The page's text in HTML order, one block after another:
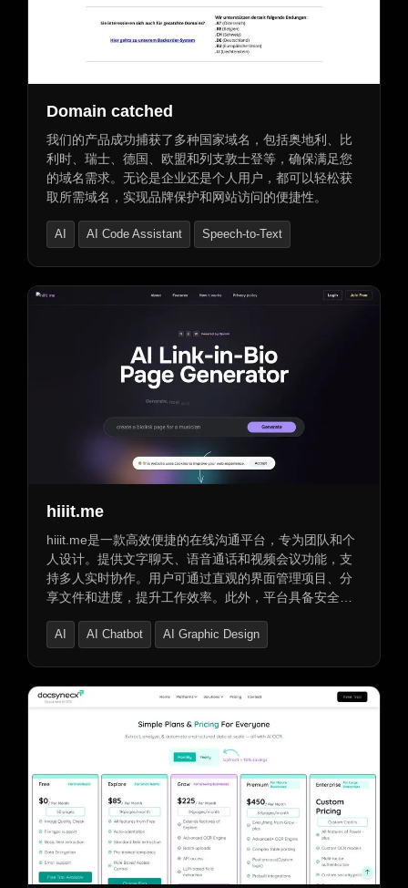
Domain catched
我们的产品成功捕获了多种国家域名，包括奥地利、比
利时、瑞士、德国、欧盟和列支敦士登等，确保满足您
的域名需求。无论是企业还是个人用户，都可以轻松获
取所需域名，实现品牌保护和网站访问的便捷性。
AI AI Code Assistant Speech-to-Text
hiiit.me
hiiit.me是一款高效便捷的在线沟通平台，专为团队和个
人设计。提供文字聊天、语音通话和视频会议功能，支
持多人实时协作。用户可通过直观的界面管理项目、分
享文件和进度，提升工作效率。此外，平台具备安全稳
个人生物链接页面，提供40种可编辑模块和多种内容生
网关，并可追踪用户流量和销售数据。
AI AI Chatbot AI Graphic Design